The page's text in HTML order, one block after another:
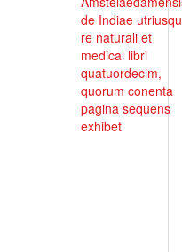
de Indiae
re naturali et
medical libri
quatuordecim,
quorum conenta
pagina sequens
exhibet